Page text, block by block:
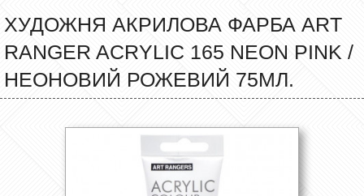
ХУДОЖНЯ АКРИЛОВА ФАРБА ART
RANGER ACRYLIC 165 NEON PINK /
НЕОНОВИЙ РОЖЕВИЙ 75МЛ.